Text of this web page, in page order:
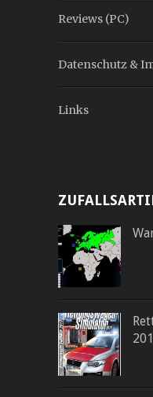
Reviews (PC)
Datenschutz &
Links